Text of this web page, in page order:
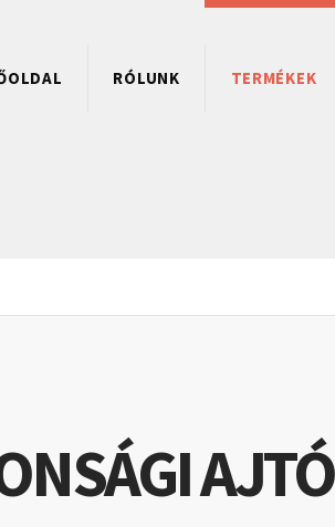
RÓLUNK TERMÉKEK
AJTÓ